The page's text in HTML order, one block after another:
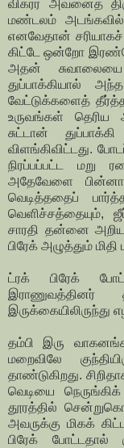
விக்ரர் அவனைத்
மண்டலம்
எனவேதான் சரியாகச்
கிட்டே ஒன்றோ
அதன்
துப்பாக்கியால்
வேட்டுக்களைத்
உருவங்கள் தெரிய
சுட்டான்
விளங்கிவிட்டது.
நிரப்பப்பட்ட மறு
அதேவேளை
வெடித்ததைப்
வெளிச்சத்தையும்,
சாரதி தன்னை
பிரேக் அழுத்தும்
ட்ரக் பிரேக்
இராணுவத்தினர்
தம்பி இரு
மறைவிலே
தாண்டுகிறது.
வெடியை
தூரத்தில்
அவருக்கு மிகக்
பிரேக் போட்டதால்